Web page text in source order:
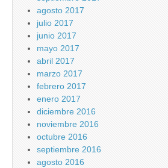
agosto 2017
julio 2017
junio 2017
mayo 2017
abril 2017
marzo 2017
febrero 2017
enero 2017
diciembre 2016
noviembre 2016
octubre 2016
septiembre 2016
agosto 2016